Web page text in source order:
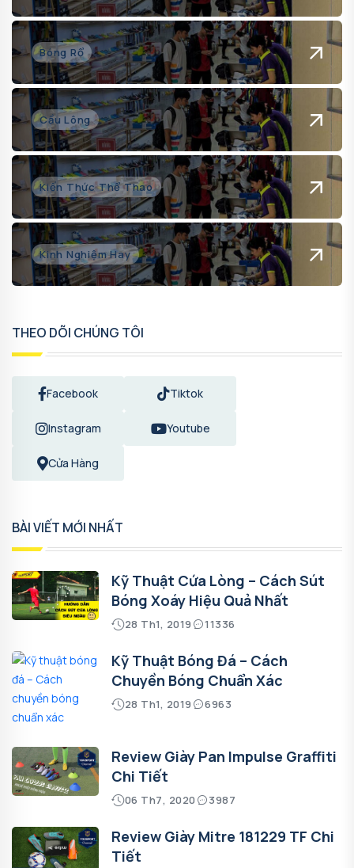
Bóng Rổ
Cầu Lông
Kiến Thức Thể Thao
Kinh Nghiệm Hay
THEO DÕI CHÚNG TÔI
Facebook Tiktok
Instagram Youtube
Cửa Hàng
BÀI VIẾT MỚI NHẤT
Kỹ Thuật Cứa Lòng – Cách Sút
Bóng Xoáy Hiệu Quả Nhất
28 Th1, 2019 11336
Kỹ Thuật Bóng Đá – Cách
Chuyền Bóng Chuẩn Xác
28 Th1, 2019 6963
Review Giày Pan Impulse Graffiti
Chi Tiết
06 Th7, 2020 3987
Review Giày Mitre 181229 TF Chi
Tiết